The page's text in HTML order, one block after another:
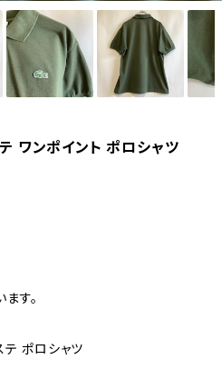
ワンポイント ポロシャツ
す。
テ ポロシャツ